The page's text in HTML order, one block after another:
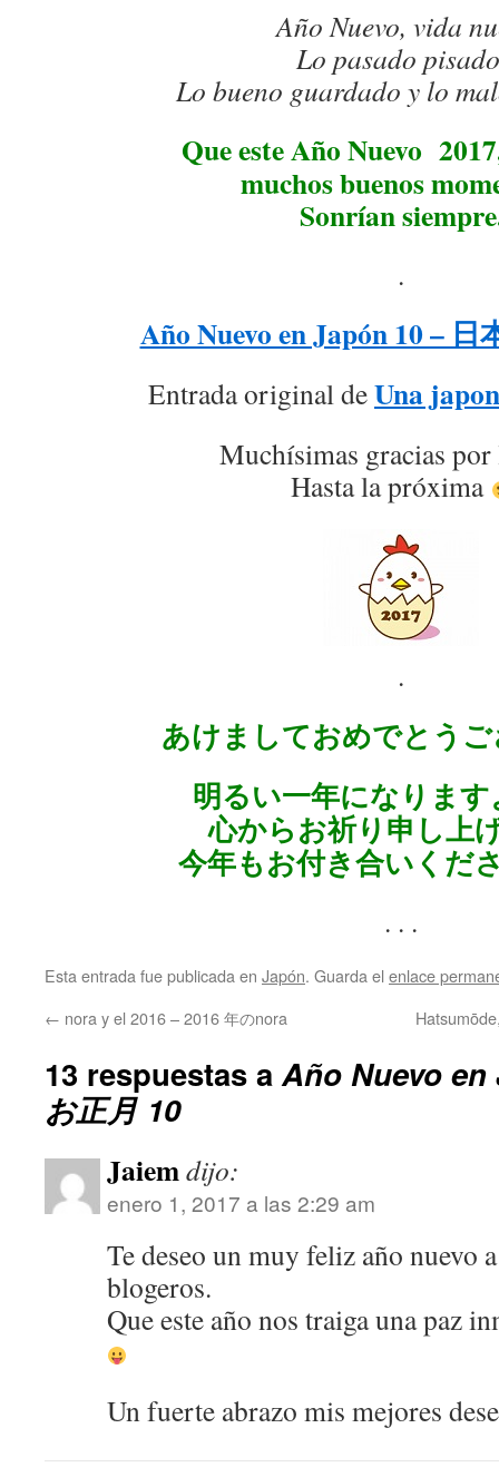
Año Nuevo, vida
Lo pasado
Lo bueno guardado y lo
Que este Año Nuevo
muchos buenos
Sonrían
.
Año Nuevo en Japón 10 –
Entrada original deUna
Muchísimas gracias por
Hasta la próxima
.
あけましておめでとう
明るい一年になりま
心からお祈り申し上
今年もお付き合いくだ
. . .
Esta entrada fue publicada en Japón. Guarda el enlace
← nora y el 2016 – 2016 年のnora
13 respuestas aAño Nuevo en
お正月 10
Jaiemdijo:
enero 1, 2017 a las 2:29 am
Te deseo un muy feliz año nuevo
blogeros.
Que este año nos traiga una paz
Un fuerte abrazo mis mejores